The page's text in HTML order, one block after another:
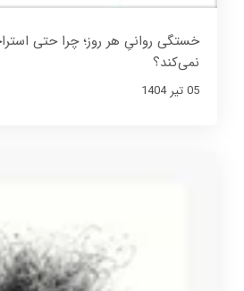
خستگی روانیِ هر روز؛ چرا حتی
نمی‌کند؟
05 تير 1404